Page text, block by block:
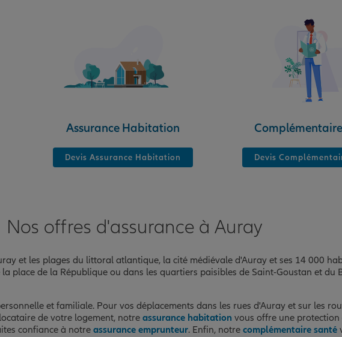
Assurance Habitation
Devis Assurance Habitation Devis
Nos offres d'assurance à Auray
et les plages du littoral atlantique, la cité médiévale d'Auray et ses 14 000
place de la République ou dans les quartiers paisibles de Saint-Goustan et du
et familiale. Pour vos déplacements dans les rues d'Auray et sur les
de votre logement, notre assurance habitation vous offre une
confiance à notre assurance emprunteur. Enfin, notre complémentaire santé